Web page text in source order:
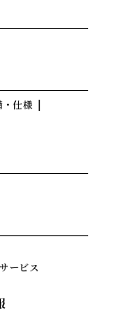
・仕様
ービス